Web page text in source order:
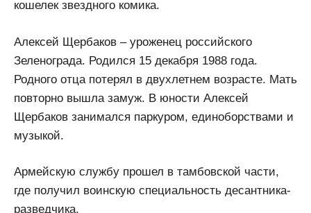
кошелек звездного комика.
Алексей Щербаков – уроженец российского
Зеленограда. Родился 15 декабря 1988 года.
Родного отца потерял в двухлетнем возрасте. Мать
повторно вышла замуж. В юности Алексей
Щербаков занимался паркуром, единоборствами и
музыкой.
Армейскую службу прошел в тамбовской части,
где получил воинскую специальность десантника-
разведчика.